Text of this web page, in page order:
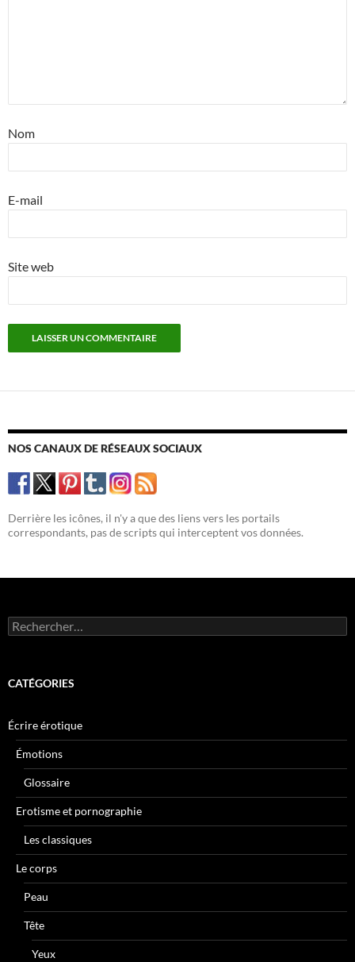
Nom
E-mail
Site web
NOS CANAUX DE RÉSEAUX SOCIAUX
Derrière les icônes, il n'y a que des liens vers les portails
correspondants, pas de scripts qui interceptent vos données.
Rechercher :
CATÉGORIES
Écrire érotique
Émotions
Glossaire
Erotisme et pornographie
Les classiques
Le corps
Peau
Tête
Yeux